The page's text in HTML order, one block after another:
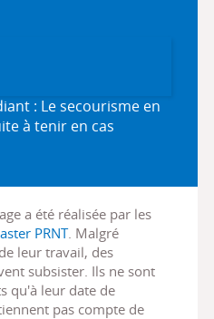
: Le secourisme en
à tenir en cas
a été réalisée par les
PRNT. Malgré
leur travail, des
subsister. Ils ne sont
qu'à leur date de
pas compte de